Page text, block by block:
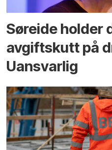
Søreide holder
avgiftskutt på
Uansvarlig